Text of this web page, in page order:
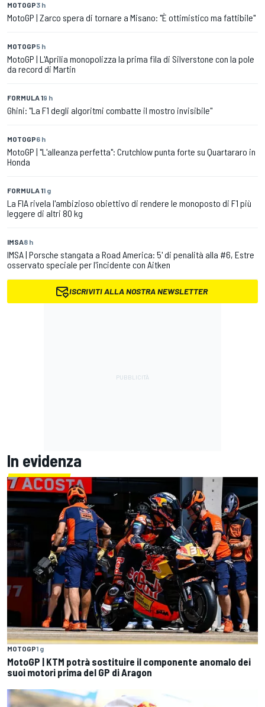
MOTOGP3 h
MotoGP | Zarco spera di tornare a Misano: "È ottimistico ma fattibile"
MOTOGP5 h
MotoGP | L'Aprilia monopolizza la prima fila di Silverstone con la pole
da record di Martin
FORMULA 19 h
Ghini: "La F1 degli algoritmi combatte il mostro invisibile"
MOTOGP6 h
MotoGP | "L'alleanza perfetta": Crutchlow punta forte su Quartararo in
Honda
FORMULA 11 g
La FIA rivela l'ambizioso obiettivo di rendere le monoposto di F1 più
leggere di altri 80 kg
IMSA8 h
IMSA | Porsche stangata a Road America: 5' di penalità alla #6, Estre
osservato speciale per l'incidente con Aitken
In evidenza
MOTOGP1 g
MotoGP | KTM potrà sostituire il componente anomalo dei
suoi motori prima del GP di Aragon
ISCRIVITI ALLA NOSTRA NEWSLETTER